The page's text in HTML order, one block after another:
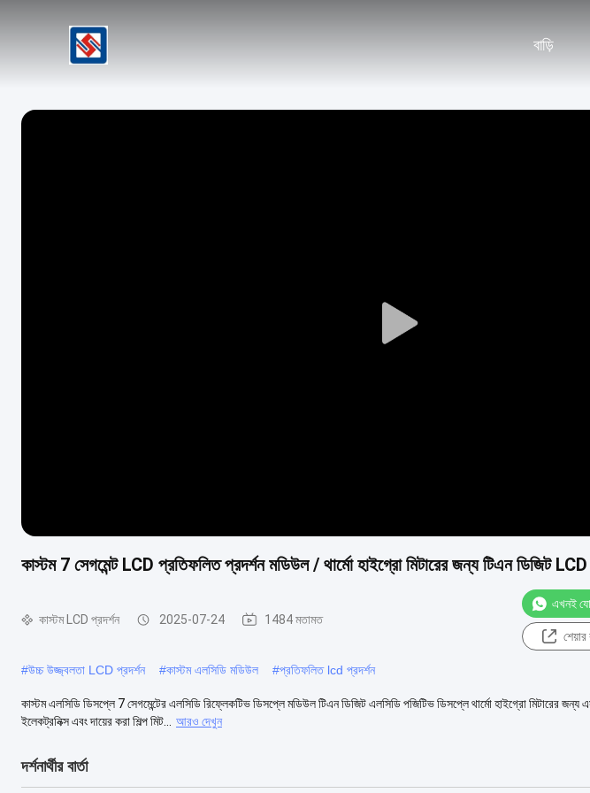
বাড়ি
Play
কাস্টম 7 সেগমেন্ট LCD প্রতিফলিত প্রদর্শন মডিউল / থার্মো হাইগ্রো মিটারের জন্য টিএন ডিজিট
কাস্টম LCD প্রদর্শন 2025-07-24 1484 মতামত
এখনই
#উচ্চ উজ্জ্বলতা LCD প্রদর্শন #কাস্টম এলসিডি মডিউল #প্রতিফলিত lcd প্রদর্শন
কাস্টম এলসিডি ডিসপ্লে 7 সেগমেন্টের এলসিডি রিফ্লেকটিভ ডিসপ্লে মডিউল টিএন ডিজিট এলসিডি পজিটিভ ডিসপ্লে থার্মো হাইগ্রো মিটারের
ইলেকট্রনিক্স এবং দায়ের করা শিল্প মিট...
আরও দেখুন
দর্শনার্থীর বার্তা